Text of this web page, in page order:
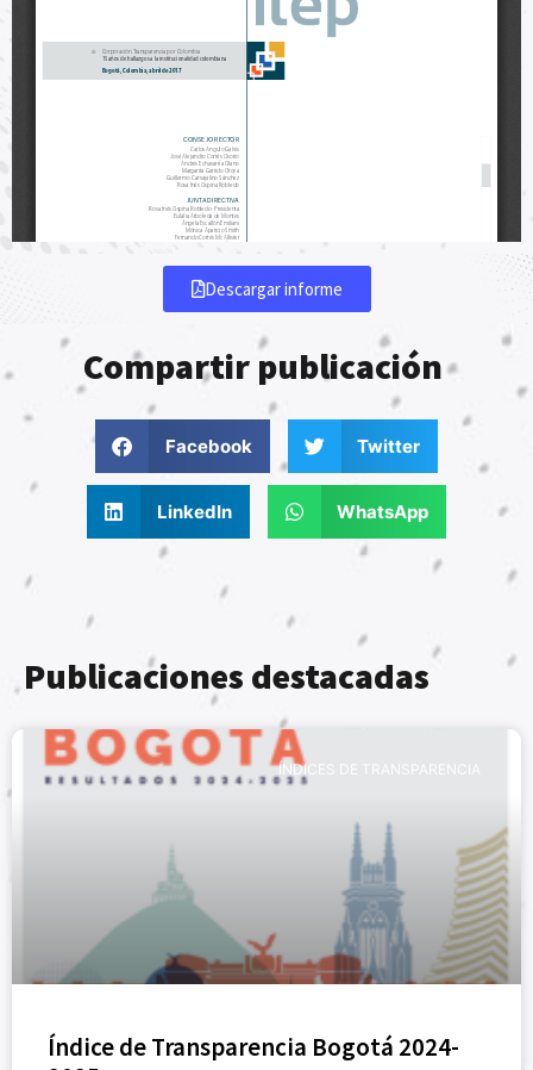
Descargar informe
Compartir publicación
Facebook Twitter
LinkedIn WhatsApp
Publicaciones destacadas
ÍNDICES DE TRANSPARENCIA
Índice de Transparencia Bogotá 2024-